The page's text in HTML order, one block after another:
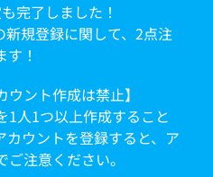
完了しました！
規登録に関して、2点注
！
ント作成は禁止】
1人1つ以上作成すること
ウントを登録すると、ア
注意ください。